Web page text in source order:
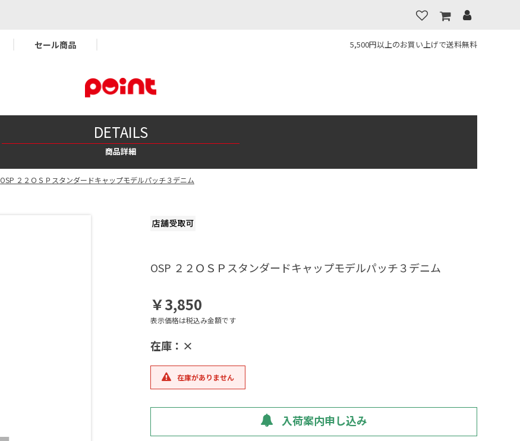
セール商品 5,500円以上のお買い上げで送料無料
DETAILS
商品詳細
OSP ２２ＯＳＰスタンダードキャップモデルパッチ３デニム
OSP ２２ＯＳＰスタンダードキャップモデルパッチ３デニム
￥3,850
表示価格は税込み金額です
在庫：×
在庫がありません
入荷案内申し込み